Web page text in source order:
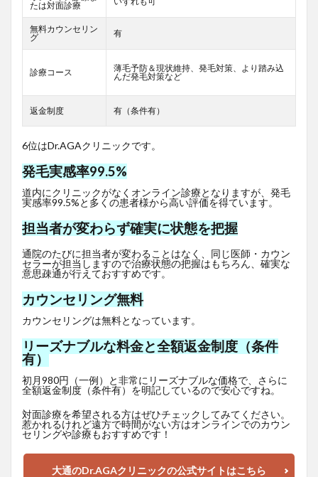
たは対面診療
無料カウンセリン
グ
有
診療コース
薄毛予防＆現状維持、発毛対策、より踏み込
んだ発毛対策など
返金制度 有（条件有）
6位はDr.AGAクリニックです。
発毛実感率99.5%
道内にクリニックがなくオンライン診療となりますが、発毛
実感率99.5%と多くの患者様から高い評価を得ています。
担当者が変わらず確実に状態を把握
通院のたびに担当者が変わることはなく、同じ医師・カウン
セラーが担当しますので治療状態の把握はもちろん、確実な
意思疎通が行えておすすめです。
カウンセリング無料
カウンセリングは無料となっています。
リーズナブルな料金と全額返金制度（条件
有）
初月980円（一例）と非常にリーズナブルな価格で、さらに
全額返金制度（条件有）を明記しているので安心ですね。
対面診療を希望される方はぜひチェックしてみてください。
惹かれるけれど遠方で時間がない方はオンラインでのカウン
セリングや診療もおすすめです！
大通のDr.AGAクリニックの公式サイトはこちら